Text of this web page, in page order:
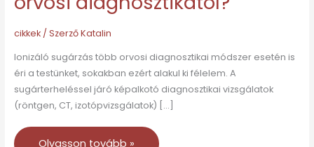
cikkek/ SzerzőKatalin
Ionizáló sugárzás több orvosi diagnosztikai módszer esetén is
éri a testünket, sokakban ezért alakul ki félelem. A
sugárterheléssel járó képalkotó diagnosztikai vizsgálatok
(röntgen, CT, izotópvizsgálatok) […]
Olvasson tovább »